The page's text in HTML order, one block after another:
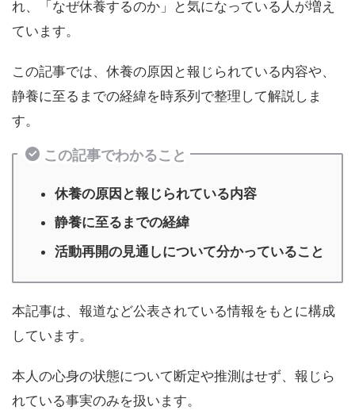
れ、「なぜ休養するのか」と気になっている人が増え
ています。
この記事では、休養の原因と報じられている内容や、
静養に至るまでの経緯を時系列で整理して解説しま
す。
この記事でわかること
休養の原因と報じられている内容
静養に至るまでの経緯
活動再開の見通しについて分かっていること
本記事は、報道など公表されている情報をもとに構成
しています。
本人の心身の状態について断定や推測はせず、報じら
れている事実のみを扱います。